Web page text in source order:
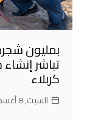
بمليون
كربلاء
السبت, 8 أغسطس 2026, 13:11